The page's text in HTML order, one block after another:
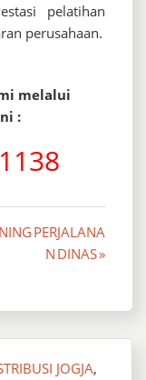
pelatihan
perusahaan.
melalui
:
PERJALANA
N DINAS »
JOGJA,